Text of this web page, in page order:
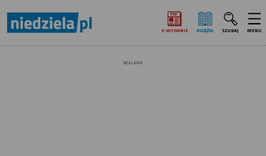
E‑WYDANIE KSIĄŻKI SZUKAJ MENU
REKLAMA